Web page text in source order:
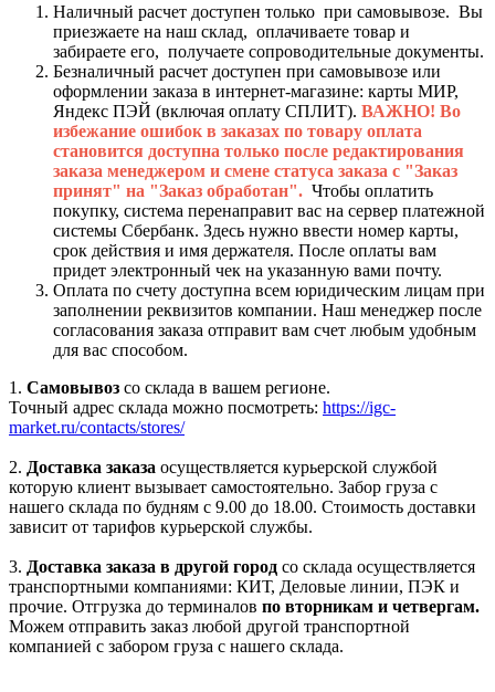
Наличный расчет доступен только при самовывозе. Вы
приезжаете на наш склад, оплачиваете товар и
забираете его, получаете сопроводительные документы.
Безналичный расчет доступен при самовывозе или
оформлении заказа в интернет-магазине: карты МИР,
Яндекс ПЭЙ (включая оплату СПЛИТ). ВАЖНО! Во
избежание ошибок в заказах по товару оплата
становится доступна только после редактирования
заказа менеджером и смене статуса заказа с "Заказ
принят" на "Заказ обработан". Чтобы оплатить
покупку, система перенаправит вас на сервер платежной
системы Сбербанк. Здесь нужно ввести номер карты,
срок действия и имя держателя. После оплаты вам
придет электронный чек на указанную вами почту.
Оплата по счету доступна всем юридическим лицам при
заполнении реквизитов компании. Наш менеджер после
согласования заказа отправит вам счет любым удобным
для вас способом.
1. Самовывоз со склада в вашем регионе.
Точный адрес склада можно посмотреть: https://igc-
market.ru/contacts/stores/
2. Доставка заказа осуществляется курьерской службой
которую клиент вызывает самостоятельно. Забор груза с
нашего склада по будням с 9.00 до 18.00. Стоимость доставки
зависит от тарифов курьерской службы.
3. Доставка заказа в другой город со склада осуществляется
транспортными компаниями: КИТ, Деловые линии, ПЭК и
прочие. Отгрузка до терминалов по вторникам и четвергам.
Можем отправить заказ любой другой транспортной
компанией с забором груза с нашего склада.